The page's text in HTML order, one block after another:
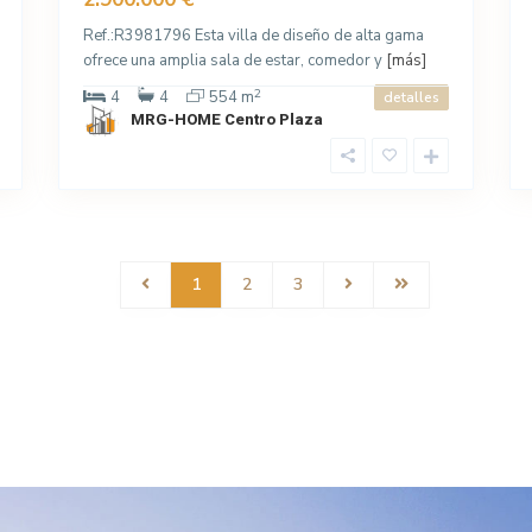
Ref.:R3981796 Esta villa de diseño de alta gama
ofrece una amplia sala de estar, comedor y [más]
4
4 554 m2 detalles
MRG-HOME Centro Plaza
1 2 3